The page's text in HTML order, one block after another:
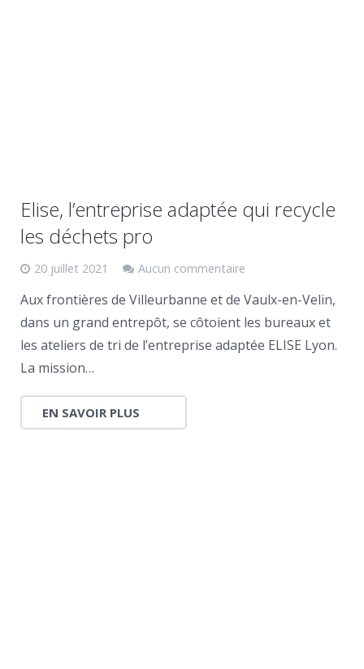
Elise, l’entreprise adaptée qui recycle
les déchets pro
20 juillet 2021 Aucun commentaire
Aux frontières de Villeurbanne et de Vaulx-en-Velin,
dans un grand entrepôt, se côtoient les bureaux et
les ateliers de tri de l’entreprise adaptée ELISE Lyon.
La mission…
EN SAVOIR PLUS